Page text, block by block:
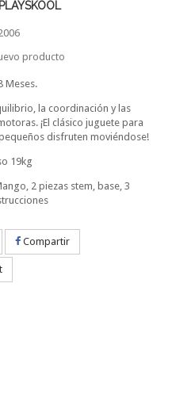
producto
Meses.
la coordinación y las
¡El clásico juguete para
disfruten moviéndose!
19kg
2 piezas stem, base, 3
Compartir